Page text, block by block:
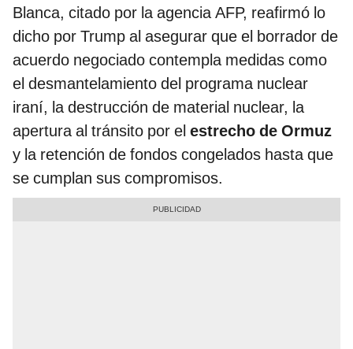
Blanca, citado por la agencia AFP, reafirmó lo
dicho por Trump al asegurar que el borrador de
acuerdo negociado contempla medidas como
el desmantelamiento del programa nuclear
iraní, la destrucción de material nuclear, la
apertura al tránsito por el estrecho de Ormuz
y la retención de fondos congelados hasta que
se cumplan sus compromisos.